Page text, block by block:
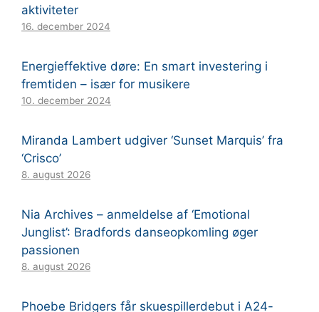
aktiviteter
16. december 2024
Energieffektive døre: En smart investering i
fremtiden – især for musikere
10. december 2024
Miranda Lambert udgiver ‘Sunset Marquis’ fra
‘Crisco’
8. august 2026
Nia Archives – anmeldelse af ‘Emotional
Junglist’: Bradfords danseopkomling øger
passionen
8. august 2026
Phoebe Bridgers får skuespillerdebut i A24-